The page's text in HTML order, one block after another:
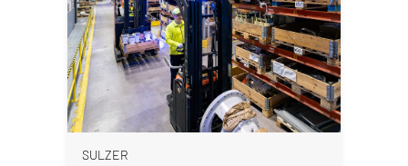
SULZER